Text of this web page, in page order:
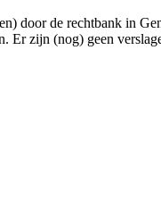
door de rechtbank in
Er zijn (nog) geen